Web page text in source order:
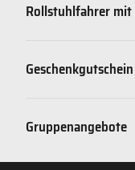
Rollstuhlfahrer
Geschenkgutschein
Gruppenangebote